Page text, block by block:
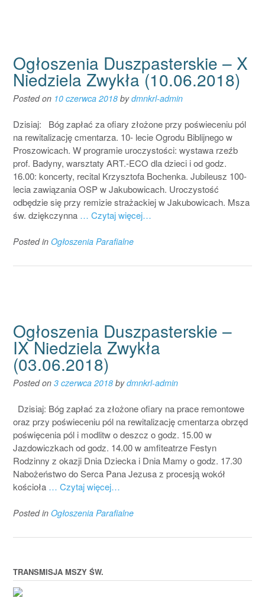
Ogłoszenia Duszpasterskie – X
Niedziela Zwykła (10.06.2018)
Posted on 10 czerwca 2018 bydmnkrl-admin
Dzisiaj: Bóg zapłać za ofiary złożone przy poświeceniu pól
na rewitalizację cmentarza. 10- lecie Ogrodu Biblijnego w
Proszowicach. W programie uroczystości: wystawa rzeźb
prof. Badyny, warsztaty ART.-ECO dla dzieci i od godz.
16.00: koncerty, recital Krzysztofa Bochenka. Jubileusz 100-
lecia zawiązania OSP w Jakubowicach. Uroczystość
odbędzie się przy remizie strażackiej w Jakubowicach. Msza
św. dziękczynna … Czytaj więcej…
Posted in Ogłoszenia Parafialne
Ogłoszenia Duszpasterskie –
IX Niedziela Zwykła
(03.06.2018)
Posted on 3 czerwca 2018 bydmnkrl-admin
Dzisiaj: Bóg zapłać za złożone ofiary na prace remontowe
oraz przy poświeceniu pól na rewitalizację cmentarza obrzęd
poświęcenia pól i modlitw o deszcz o godz. 15.00 w
Jazdowiczkach od godz. 14.00 w amfiteatrze Festyn
Rodzinny z okazji Dnia Dziecka i Dnia Mamy o godz. 17.30
Nabożeństwo do Serca Pana Jezusa z procesją wokół
kościoła … Czytaj więcej…
Posted in Ogłoszenia Parafialne
TRANSMISJA MSZY ŚW.